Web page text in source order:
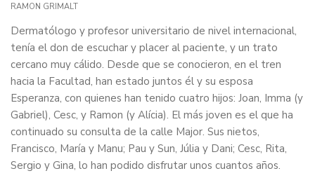
RAMON GRIMALT
Dermatólogo y profesor universitario de nivel internacional,
tenía el don de escuchar y placer al paciente, y un trato
cercano muy cálido. Desde que se conocieron, en el tren
hacia la Facultad, han estado juntos él y su esposa
Esperanza, con quienes han tenido cuatro hijos: Joan, Imma (y
Gabriel), Cesc, y Ramon (y Alícia). El más joven es el que ha
continuado su consulta de la calle Major. Sus nietos,
Francisco, María y Manu; Pau y Sun, Júlia y Dani; Cesc, Rita,
Sergio y Gina, lo han podido disfrutar unos cuantos años.